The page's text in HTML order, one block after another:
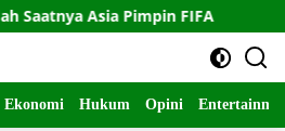
Asia Pimpin FIFA
Ekonomi Hukum Opini